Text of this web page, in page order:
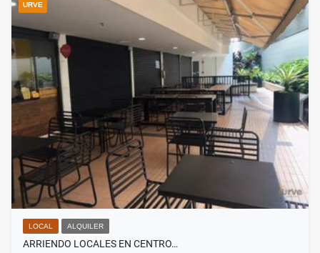
URVE
LOCAL ALQUILER
ARRIENDO LOCALES EN CENTRO…